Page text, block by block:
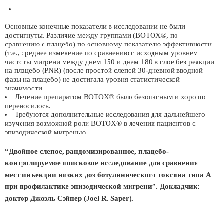
Основные конечные показатели в исследовании не были
достигнуты. Различие между группами (BOTOX®, по
сравнению с плацебо) по основному показателю эффективности
(т.е., среднее изменение по сравнению с исходным уровнем
частоты мигрени между днем 150 и днем 180 в слое без реакции
на плацебо (PNR) (после простой слепой 30-дневной вводной
фазы на плацебо) не достигала уровня статистической
значимости.
Лечение препаратом BOTOX® было безопасным и хорошо
переносилось.
Требуются дополнительные исследования для дальнейшего
изучения возможной роли BOTOX® в лечении пациентов с
эпизодической мигренью.
“Двойное слепое, рандомизированное, плацебо-
контролируемое поисковое исследование для сравнения
мест инъекции низких доз ботулинического токсина типа А
при профилактике эпизодической мигрени”. Докладчик:
доктор Джоэль Сэйпер (Joel R. Saper).